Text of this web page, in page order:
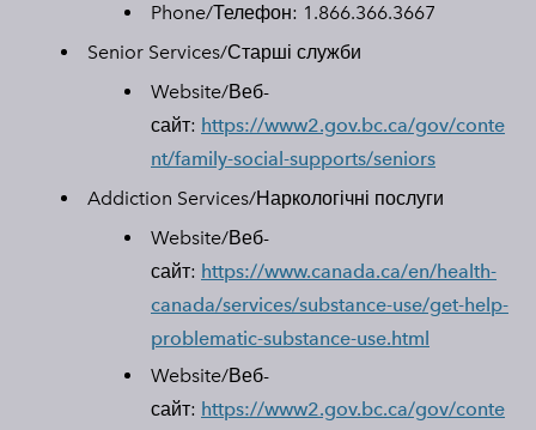
Phone/Телефон: 1.866.366.3667
Senior Services/Старші служби
Website/Веб-
сайт: https://www2.gov.bc.ca/gov/conte
nt/family-social-supports/seniors
Addiction Services/Наркологічні послуги
Website/Веб-
сайт: https://www.canada.ca/en/health-
canada/services/substance-use/get-help-
problematic-substance-use.html
Website/Веб-
сайт: https://www2.gov.bc.ca/gov/conte